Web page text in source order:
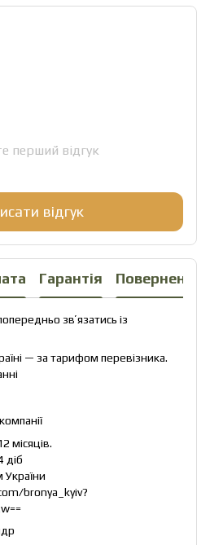
перший відгук
відгук
Гарантія Повернення
звʼязатись із
— за тарифом перевізника.
місяців.
діб
України
bronya_kyiv?